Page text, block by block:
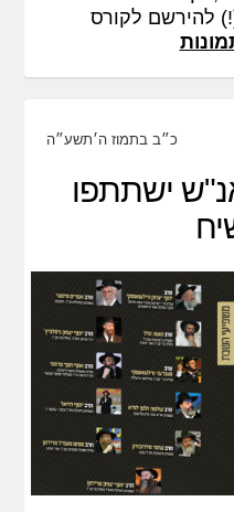
להירשם לקורס
כ״ב בתמוז ה׳תשע״ה
ישתתפו